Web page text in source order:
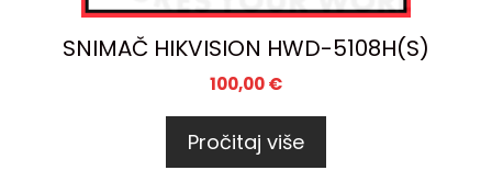
SNIMAČ HIKVISION HWD-5108H(S)
100,00€
Pročitaj više